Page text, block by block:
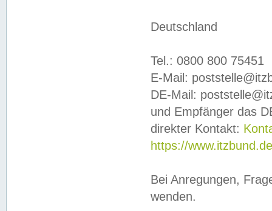
Deutschland
Tel.: 0800 800 75451
E-Mail:
DE-Mail:
und Empfänger das
direkter Kontakt:
https://
Bei Anregungen,
wenden.